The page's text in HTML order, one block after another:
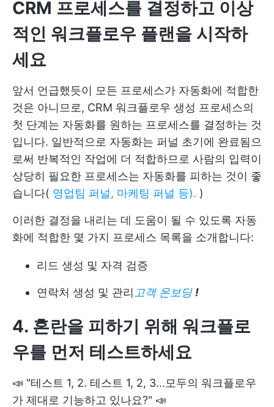
CRM 프로세스를 결정하고 이상
적인 워크플로우 플랜을 시작하
세요
앞서 언급했듯이 모든 프로세스가 자동화에 적합한
것은 아니므로, CRM 워크플로우 생성 프로세스의
첫 단계는 자동화를 원하는 프로세스를 결정하는 것
입니다. 일반적으로 자동화는 퍼널 초기에 완료됨으
로써 반복적인 작업에 더 적합하므로 사람의 입력이
상당히 필요한 프로세스는 자동화를 피하는 것이 좋
습니다( 영업팀 퍼널, 마케팅 퍼널 등). )
이러한 결정을 내리는 데 도움이 될 수 있도록 자동
화에 적합한 몇 가지 프로세스 목록을 소개합니다:
리드 생성 및 자격 검증
연락처 생성 및 관리 고객 온보딩 !
4. 혼란을 피하기 위해 워크플로
우를 먼저 테스트하세요
📣 "테스트 1, 2. 테스트 1, 2, 3...모두의 워크플로우
가 제대로 기능하고 있나요?" 📣